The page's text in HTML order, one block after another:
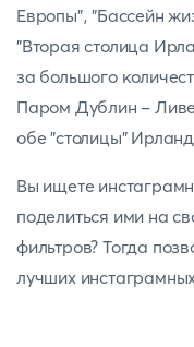
Европы", "Бассейн
"Вторая столица
за большого
Паром Дублин -
обе "столицы"
Вы ищете
поделиться ими на
фильтров? Тогда
лучших